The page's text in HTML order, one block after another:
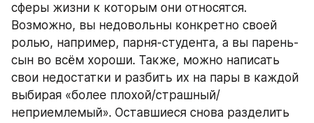
сферы жизни к которым они относятся.
Возможно, вы недовольны конкретно своей
ролью, например, парня-студента, а вы парень-
сын во всём хороши. Также, можно написать
свои недостатки и разбить их на пары в каждой
выбирая «более плохой/страшный/
неприемлемый». Оставшиеся снова разделить